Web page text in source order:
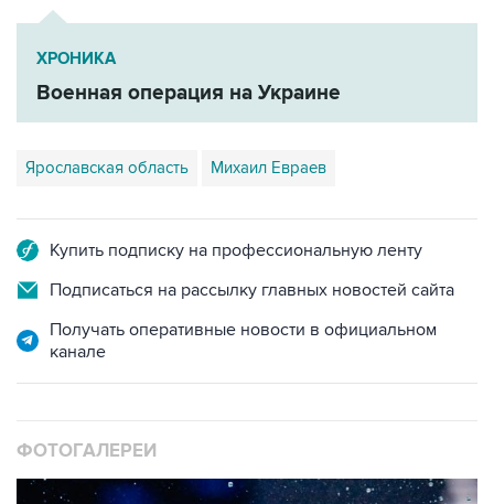
ХРОНИКА
Военная операция на Украине
Ярославская область Михаил Евраев
Купить подписку на профессиональную ленту
Подписаться на рассылку главных новостей сайта
Получать оперативные новости в официальном
канале
ФОТОГАЛЕРЕИ